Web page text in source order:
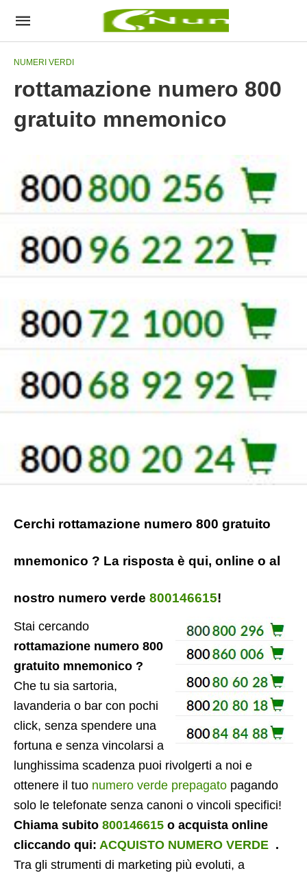
NUMERI VERDI
rottamazione numero 800
gratuito mnemonico
Cerchi rottamazione numero 800 gratuito
mnemonico ? La risposta è qui, online o al
nostro numero verde 800146615!
Stai cercando
rottamazione numero 800
gratuito mnemonico ?
Che tu sia sartoria,
lavanderia o bar con pochi
click, senza spendere una
fortuna e senza vincolarsi a
lunghissima scadenza puoi rivolgerti a noi e
ottenere il tuo numero verde prepagato pagando
solo le telefonate senza canoni o vincoli specifici!
Chiama subito 800146615 o acquista online
cliccando qui: ACQUISTO NUMERO VERDE .
Tra gli strumenti di marketing più evoluti, a